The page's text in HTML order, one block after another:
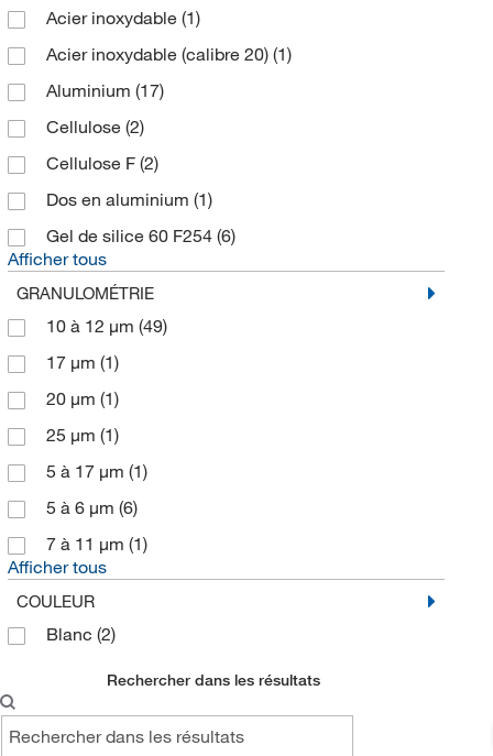
Acier inoxydable (1)
Acier inoxydable (calibre 20) (1)
Aluminium (17)
Cellulose (2)
Cellulose F (2)
Dos en aluminium (1)
Gel de silice 60 F254 (6)
Afficher tous
GRANULOMÉTRIE
10 à 12 μm (49)
17 μm (1)
20 μm (1)
25 μm (1)
5 à 17 μm (1)
5 à 6 μm (6)
7 à 11 μm (1)
Afficher tous
COULEUR
Blanc (2)
Rechercher dans les résultats